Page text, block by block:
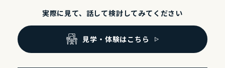
実際に⾒て、話して検討してみてください
⾒学・体験はこちら